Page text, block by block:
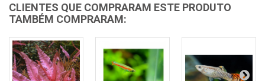
CLIENTES QUE COMPRARAM ESTE PRODUTO
TAMBÉM COMPRARAM: